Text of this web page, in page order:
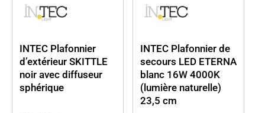
INTEC Plafonnier
d’extérieur SKITTLE
noir avec diffuseur
sphérique
INTEC Plafonnier de
secours LED ETERNA
blanc 16W 4000K
(lumière naturelle)
23,5 cm